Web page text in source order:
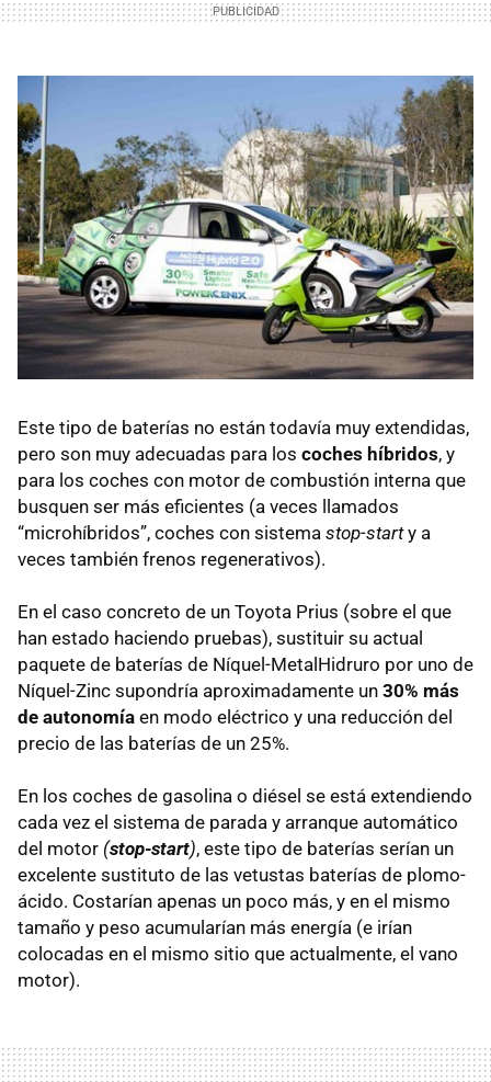
Este tipo de baterías no están todavía muy extendidas,
pero son muy adecuadas para los coches híbridos, y
para los coches con motor de combustión interna que
busquen ser más eficientes (a veces llamados
“microhíbridos”, coches con sistema stop-starty a
veces también frenos regenerativos).
En el caso concreto de un Toyota Prius (sobre el que
han estado haciendo pruebas), sustituir su actual
paquete de baterías de Níquel-MetalHidruro por uno de
Níquel-Zinc supondría aproximadamente un 30% más
de autonomía en modo eléctrico y una reducción del
precio de las baterías de un 25%.
En los coches de gasolina o diésel se está extendiendo
cada vez el sistema de parada y arranque automático
del motor (stop-start), este tipo de baterías serían un
excelente sustituto de las vetustas baterías de plomo-
ácido. Costarían apenas un poco más, y en el mismo
tamaño y peso acumularían más energía (e irían
colocadas en el mismo sitio que actualmente, el vano
motor).